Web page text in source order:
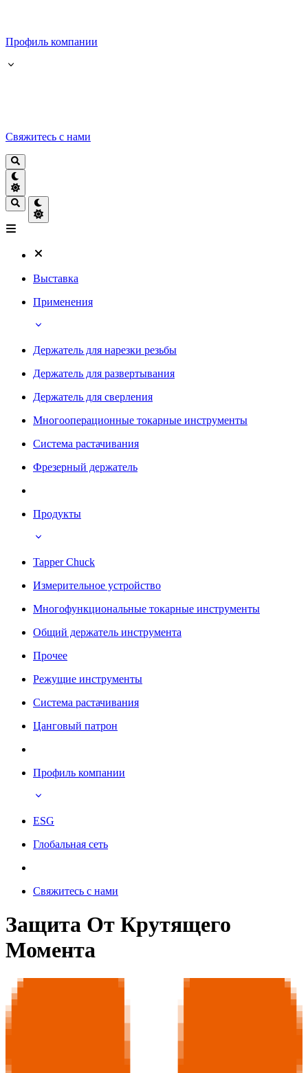
Профиль компании
Свяжитесь с нами
Выставка
Применения
Держатель для нарезки резьбы
Держатель для развертывания
Держатель для сверления
Многооперационные токарные инструменты
Система растачивания
Фрезерный держатель
Продукты
Tapper Chuck
Измерительное устройство
Многофункциональные токарные инструменты
Общий держатель инструмента
Прочее
Режущие инструменты
Система растачивания
Цанговый патрон
Профиль компании
ESG
Глобальная сеть
Свяжитесь с нами
Защита От Крутящего
Момента